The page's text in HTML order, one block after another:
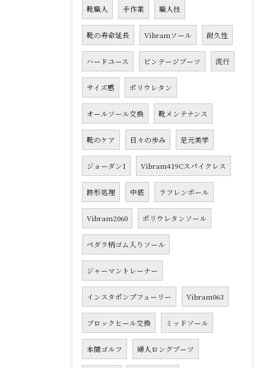
靴職人 手作業 職人技
靴の寿命延長 Vibramソール 耐久性
ハードユース ビンテージブーツ 流行
サイズ感 ポリウレタン
オールソール交換 靴メンテナンス
靴のケア 日々の歩み 足元美学
ジョーダン1 Vibram419Cスパイクレス
跡形処理 中底 ラフレンボール
Vibram2060 ポリウレタンソール
ペダラ柄ゴム入りソール
ジャーマントレーナー
インスタポンプフューリー Vibram063
ブロックヒール交換 ミッドソール
本間ゴルフ 婦人ロングブーツ